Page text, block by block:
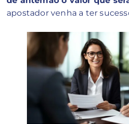
apostador venha a ter